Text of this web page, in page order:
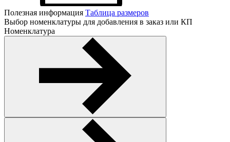
Полезная информация Таблица размеров
Выбор номенклатуры для добавления в заказ или КП
Номенклатура